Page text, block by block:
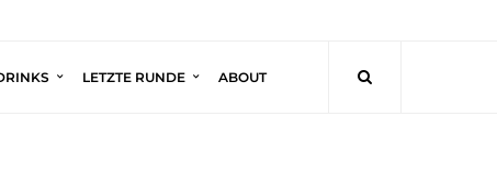
LETZTE RUNDE ABOUT